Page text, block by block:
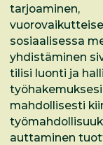
tarjoaminen,
sosiaalisessa
yhdistäminen
tilisi luonti ja
mahdollisesti
auttaminen